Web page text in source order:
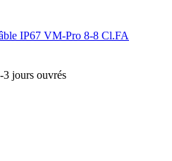
IP67 VM-Pro 8-8 Cl.FA
jours ouvrés